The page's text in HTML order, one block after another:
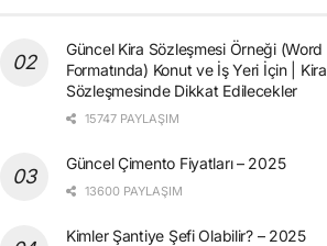
Güncel Kira Sözleşmesi Örneği (Word
Formatında) Konut ve İş Yeri İçin | Kira
Sözleşmesinde Dikkat Edilecekler
15747 PAYLAŞIM
Güncel Çimento Fiyatları – 2025
13600 PAYLAŞIM
Kimler Şantiye Şefi Olabilir? – 2025